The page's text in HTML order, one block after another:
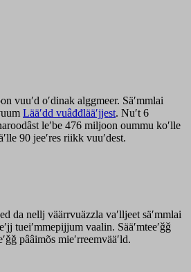
vuuʹd oʹdinak alggmeer. Säʹmmlai
Lääʹdd vuâđđlääʹjjest. Nuʹt 6
leʹbe 476 miljoon oummu koʹlle
90 jeeʹres riikk vuuʹdest.
da nellj väärrvuäzzla vaʹlljeet säʹmmlai
tueiʹmmepijjum vaalin. Sääʹmteeʹǧǧ
pââimõs mieʹrreemvääʹld.